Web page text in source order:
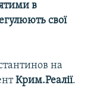
в
свої
на
Крим.Реалії.